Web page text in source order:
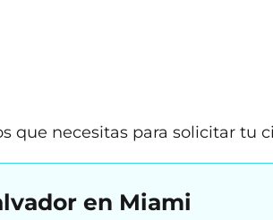
que necesitas para solicitar tu
en Miami